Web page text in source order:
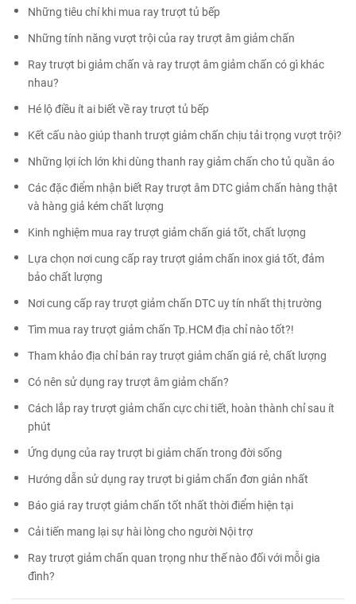
Những tiêu chí khi mua ray trượt tủ bếp
Những tính năng vượt trội của ray trượt âm giảm chấn
Ray trượt bi giảm chấn và ray trượt âm giảm chấn có gì khác
nhau?
Hé lộ điều ít ai biết về ray trượt tủ bếp
Kết cấu nào giúp thanh trượt giảm chấn chịu tải trọng vượt trội?
Những lợi ích lớn khi dùng thanh ray giảm chấn cho tủ quần áo
Các đặc điểm nhận biết Ray trượt âm DTC giảm chấn hàng thật
và hàng giả kém chất lượng
Kinh nghiệm mua ray trượt giảm chấn giá tốt, chất lượng
Lựa chọn nơi cung cấp ray trượt giảm chấn inox giá tốt, đảm
bảo chất lượng
Nơi cung cấp ray trượt giảm chấn DTC uy tín nhất thị trường
Tìm mua ray trượt giảm chấn Tp.HCM địa chỉ nào tốt?!
Tham khảo địa chỉ bán ray trượt giảm chấn giá rẻ, chất lượng
Có nên sử dụng ray trượt âm giảm chấn?
Cách lắp ray trượt giảm chấn cực chi tiết, hoàn thành chỉ sau ít
phút
Ứng dụng của ray trượt bi giảm chấn trong đời sống
Hướng dẫn sử dụng ray trượt bi giảm chấn đơn giản nhất
Báo giá ray trượt giảm chấn tốt nhất thời điểm hiện tại
Cải tiến mang lại sự hài lòng cho người Nội trợ
Ray trượt giảm chấn quan trọng như thế nào đối với mỗi gia
đình?